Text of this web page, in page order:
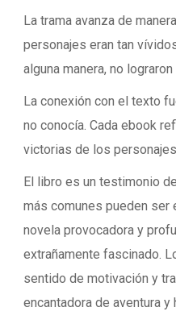
La trama avanza de
personajes eran tan
alguna manera, no
La conexión con el texto
no conocía. Cada ebook
victorias de los
El libro es un testimonio
más comunes pueden ser
novela provocadora y
extrañamente fascinado.
sentido de motivación y
encantadora de aventura